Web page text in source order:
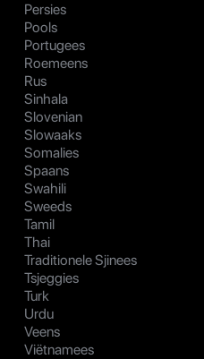
Persies
Pools
Portugees
Roemeens
Rus
Sinhala
Slovenian
Slowaaks
Somalies
Spaans
Swahili
Sweeds
Tamil
Thai
Traditionele Sjinees
Tsjeggies
Turk
Urdu
Veens
Viëtnamees